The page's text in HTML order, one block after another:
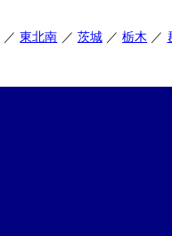
東北南 茨城 栃木